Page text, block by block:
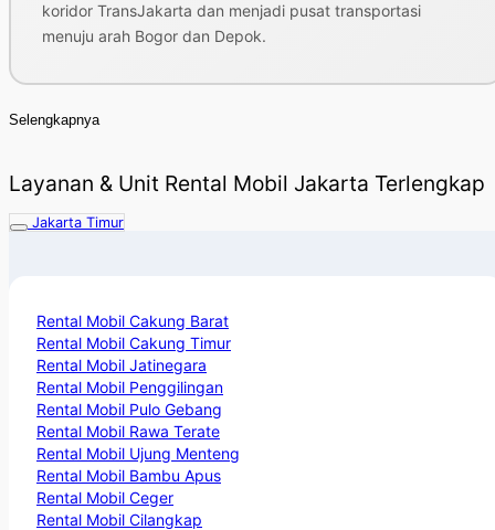
koridor TransJakarta dan menjadi pusat transportasi
menuju arah Bogor dan Depok.
Selengkapnya
Layanan & Unit Rental Mobil Jakarta Terlengkap
Jakarta Timur
Rental Mobil Cakung Barat
Rental Mobil Cakung Timur
Rental Mobil Jatinegara
Rental Mobil Penggilingan
Rental Mobil Pulo Gebang
Rental Mobil Rawa Terate
Rental Mobil Ujung Menteng
Rental Mobil Bambu Apus
Rental Mobil Ceger
Rental Mobil Cilangkap